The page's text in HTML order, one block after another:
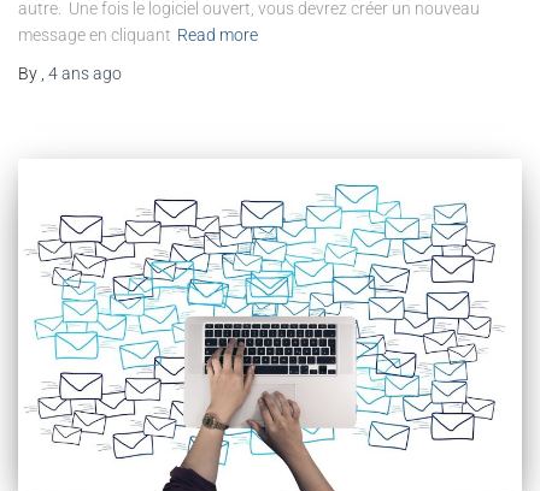
autre. Une fois le logiciel ouvert, vous devrez créer un nouveau
message en cliquant Read more
By 4 ansago